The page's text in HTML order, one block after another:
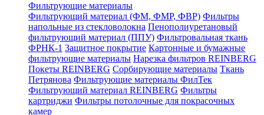
Фильтрующие материалы
Фильтрующий материал (ФМ, ФМР, ФВР) Фильтры
напольные из стекловолокна Пенополиуретановый
фильтрующий материал (ППУ) Фильтровальная ткань
ФРНК-1 Защитное покрытие Картонные и бумажные
фильтрующие материалы Нарезка фильтров REINBERG
Покеты REINBERG Сорбирующие материалы Ткань
Петрянова Фильтрующие материалы ФилТек
Фильтрующий материал REINBERG Фильтры
картриджи Фильтры потолочные для покрасочных
камер